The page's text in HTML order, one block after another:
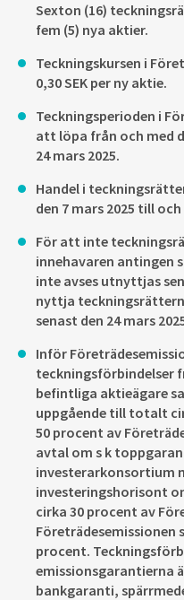
Sexton (16)
fem (5) nya aktier.
Teckningskursen i
0,30 SEK per ny aktie.
Teckningsperioden i
att löpa från och med
24 mars 2025.
Handel i
den 7 mars 2025 till
För att inte
innehavaren antingen
inte avses utnyttjas
nyttja
senast den 24 mars
Inför
teckningsförbindelser
befintliga aktieägare
uppgående till totalt
50 procent av
avtal om s k
investerarkonsortium
investeringshorisont
cirka 30 procent av
procent.
emissionsgarantierna
bankgaranti,